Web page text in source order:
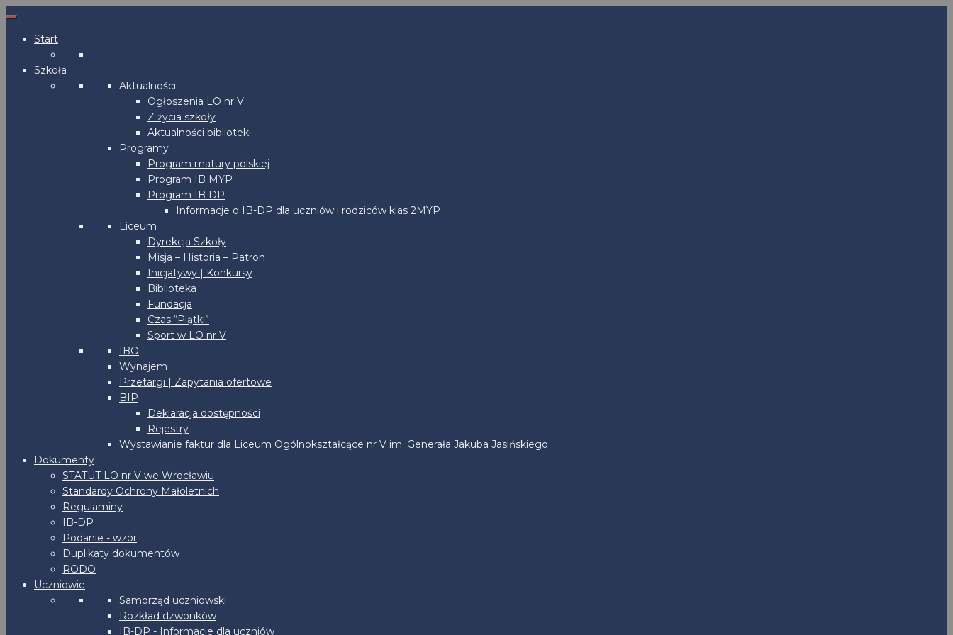
Start
Szkoła
Aktualności
Ogłoszenia LO nr V
Z życia szkoły
Aktualności biblioteki
Programy
Program matury polskiej
Program IB MYP
Program IB DP
Informacje o IB-DP dla uczniów i rodziców klas 2MYP
Liceum
Dyrekcja Szkoły
Misja – Historia – Patron
Inicjatywy | Konkursy
Biblioteka
Fundacja
Czas “Piątki”
Sport w LO nr V
IBO
Wynajem
Przetargi | Zapytania ofertowe
BIP
Deklaracja dostępności
Rejestry
Wystawianie faktur dla Liceum Ogólnokształcące nr V im. Generała Jakuba Jasińskiego
Dokumenty
STATUT LO nr V we Wrocławiu
Standardy Ochrony Małoletnich
Regulaminy
IB-DP
Podanie - wzór
Duplikaty dokumentów
RODO
Uczniowie
Samorząd uczniowski
Rozkład dzwonków
IB-DP - Informacje dla uczniów